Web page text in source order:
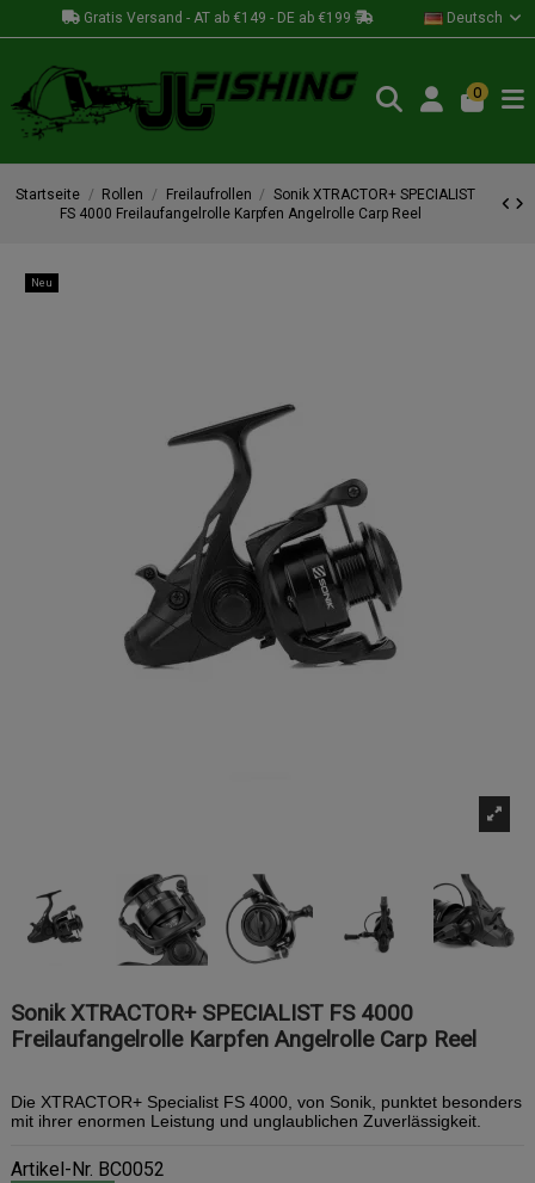
Gratis Versand - AT ab €149 - DE ab €199 Deutsch
0
Startseite Rollen Freilaufrollen
Sonik XTRACTOR+ SPECIALIST
FS 4000 Freilaufangelrolle Karpfen Angelrolle Carp Reel
Neu
Sonik XTRACTOR+ SPECIALIST FS 4000
Freilaufangelrolle Karpfen Angelrolle Carp Reel
Die XTRACTOR+ Specialist FS 4000, von Sonik, punktet besonders
mit ihrer enormen Leistung und unglaublichen Zuverlässigkeit.
Artikel-Nr. BC0052